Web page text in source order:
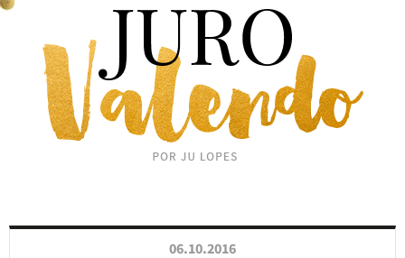
06.10.2016